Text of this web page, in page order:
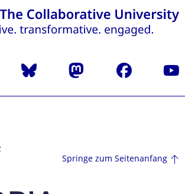
Bluesky Mastodon Facebook
Springe zum Seitenanfang